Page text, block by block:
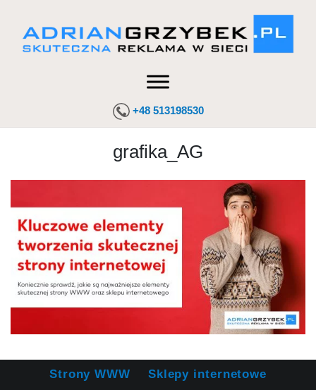
+48 513198530
grafika_AG
Strony WWW
Sklepy internetowe